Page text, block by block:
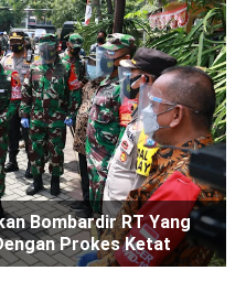
Bombardir RT Yang
Prokes Ketat